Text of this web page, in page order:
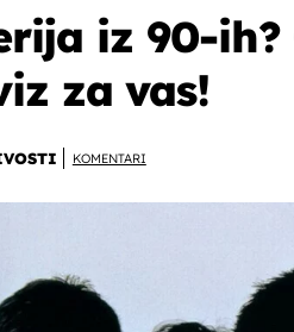
iz 90-ih?
za vas!
KOMENTARI